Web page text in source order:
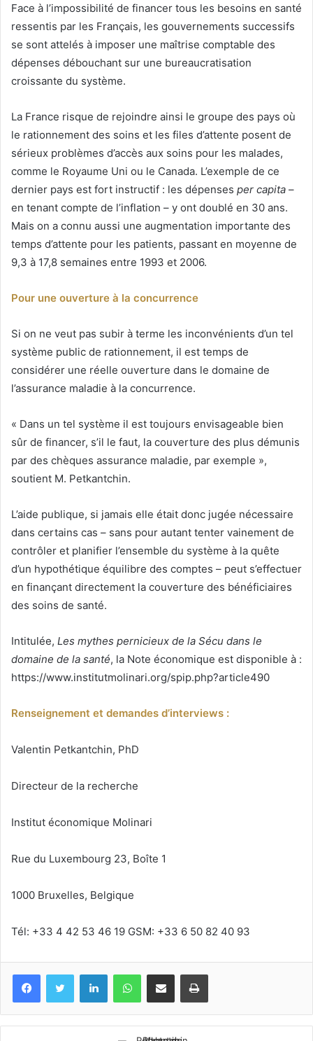
Face à l’impossibilité de financer tous les besoins en santé
ressentis par les Français, les gouvernements successifs
se sont attelés à imposer une maîtrise comptable des
dépenses débouchant sur une bureaucratisation
croissante du système.
La France risque de rejoindre ainsi le groupe des pays où
le rationnement des soins et les files d’attente posent de
sérieux problèmes d’accès aux soins pour les malades,
comme le Royaume Uni ou le Canada. L’exemple de ce
dernier pays est fort instructif : les dépenses per capita –
en tenant compte de l’inflation – y ont doublé en 30 ans.
Mais on a connu aussi une augmentation importante des
temps d’attente pour les patients, passant en moyenne de
9,3 à 17,8 semaines entre 1993 et 2006.
Pour une ouverture à la concurrence
Si on ne veut pas subir à terme les inconvénients d’un tel
système public de rationnement, il est temps de
considérer une réelle ouverture dans le domaine de
l’assurance maladie à la concurrence.
« Dans un tel système il est toujours envisageable bien
sûr de financer, s’il le faut, la couverture des plus démunis
par des chèques assurance maladie, par exemple »,
soutient M. Petkantchin.
L’aide publique, si jamais elle était donc jugée nécessaire
dans certains cas – sans pour autant tenter vainement de
contrôler et planifier l’ensemble du système à la quête
d’un hypothétique équilibre des comptes – peut s’effectuer
en finançant directement la couverture des bénéficiaires
des soins de santé.
Intitulée, Les mythes pernicieux de la Sécu dans le
domaine de la santé, la Note économique est disponible à :
https://www.institutmolinari.org/spip.php?article490
Renseignement et demandes d’interviews :
Valentin Petkantchin, PhD
Directeur de la recherche
Institut économique Molinari
Rue du Luxembourg 23, Boîte 1
1000 Bruxelles, Belgique
Tél: +33 4 42 53 46 19 GSM: +33 6 50 82 40 93
FacebookTwitter LinkedinWhatsApp
Partagez par mail Imprimez